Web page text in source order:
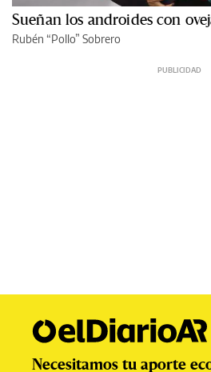
Sueñan los androides con
Rubén “Pollo” Sobrero
Necesitamos tu aporte